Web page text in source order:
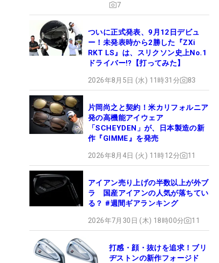
7
ついに正式発表、9月12日デビュ
ー！未発表時から2勝した『ZXi
RKT LS』は、スリクソン史上No.1
ドライバー!?【打ってみた】
2026年8月5日 (水) 11時31分 83
片岡尚之と契約！米カリフォルニア
発の高機能アイウェア
「SCHEYDEN」が、日本製造の新
作『GIMME』を発売
2026年8月4日 (火) 11時12分 11
アイアン売り上げの半数以上が外ブ
ラ 国産アイアンの人気が落ちてい
る？ #週間ギアランキング
2026年7月30日 (木) 18時00分 11
打感・顔・抜けを追求！ブリ
ヂストンの新作フォージド